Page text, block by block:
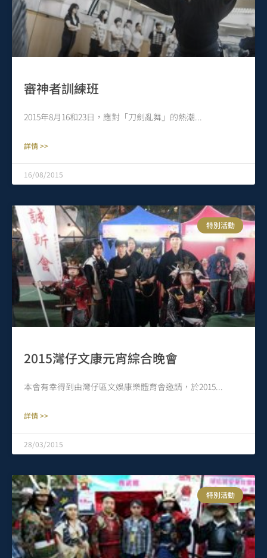
審神者訓練班
2015年8月16和23日，應對「刀劍亂舞」的熱潮
詳情 >>
16/08/2015
特別活動
2015灣仔文康元宵綜合晚會
本會有幸得到由灣仔區文娛康樂體育會邀請，於2015
詳情 >>
28/03/2015
特別活動